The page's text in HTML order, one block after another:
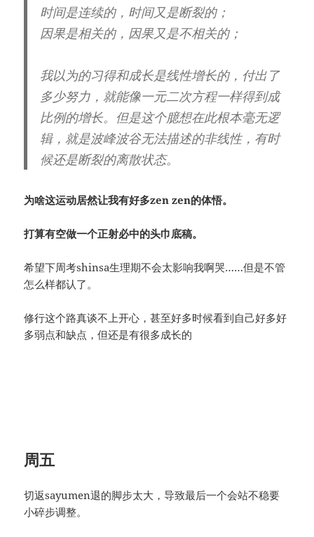
时间是连续的，时间又是断裂的；
因果是相关的，因果又是不相关的；
我以为的习得和成长是线性增长的，付出了
多少努力，就能像一元二次方程一样得到成
比例的增长。但是这个臆想在此根本毫无逻
辑，就是波峰波谷无法描述的非线性，有时
候还是断裂的离散状态。
为啥这运动居然让我有好多zen zen的体悟。
打算有空做一个正射必中的头巾底稿。
希望下周考shinsa生理期不会太影响我啊哭……但是不管
怎么样都认了。
修行这个路真谈不上开心，甚至好多时候看到自己好多好
多弱点和缺点，但还是有很多成长的
周五
切返sayumen退的脚步太大，导致最后一个会站不稳要
小碎步调整。